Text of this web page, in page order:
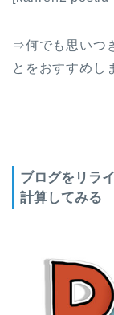
⇒何でも思いつ
とをおすすめし
ブログをリラ
計算してみる